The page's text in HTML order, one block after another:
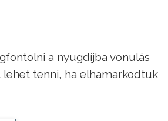
a nyugdíjba vonulás
lehet tenni, ha elhamarkodtuk